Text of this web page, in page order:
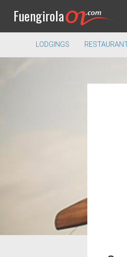
Fuengirola
LODGINGS